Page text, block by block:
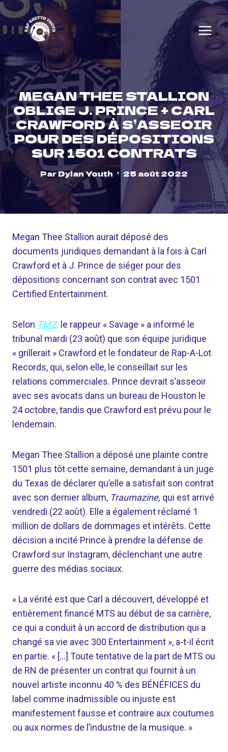
Skip
content
MEGAN THEE STALLION
OBLIGE J. PRINCE + CARL
CRAWFORD À S’ASSEOIR
POUR DES DÉPOSITIONS
SUR 1501 CONTRATS
ParDylan Youth 25 août 2022
Megan Thee Stallion aurait déposé des
documents juridiques demandant à la fois à Carl
Crawford et à J. Prince de siéger pour des
dépositions concernant son contrat avec 1501
Certified Entertainment.
Selon TMZ, le rappeur « Savage » a informé le
tribunal mardi (23 août) que son équipe juridique
« grillerait » Crawford et le fondateur de Rap-A-Lot
Records, qui, selon elle, le conseillait sur les
relations commerciales. Prince devrait s’asseoir
avec ses avocats dans un bureau de Houston le
24 octobre, tandis que Crawford est prévu pour le
lendemain.
Megan Thee Stallion a déposé une plainte contre
1501 plus tôt cette semaine, demandant à un juge
du Texas de déclarer qu’elle a satisfait son contrat
avec son dernier album, Traumazine, qui est arrivé
vendredi (22 août). Elle a également réclamé 1
million de dollars de dommages et intérêts. Cette
décision a incité Prince à prendre la défense de
Crawford sur Instagram, déclenchant une autre
guerre des médias sociaux.
« La vérité est que Carl a découvert, développé et
entièrement financé MTS au début de sa carrière,
ce qui a conduit à un accord de distribution qui a
changé sa vie avec 300 Entertainment », a-t-il écrit
en partie. « […] Toute tentative de la part de MTS ou
de RN de présenter un contrat qui fournit à un
nouvel artiste inconnu 40 % des BÉNÉFICES du
label comme inadmissible ou injuste est
manifestement fausse et contraire aux coutumes
ou aux normes de l’industrie de la musique. »